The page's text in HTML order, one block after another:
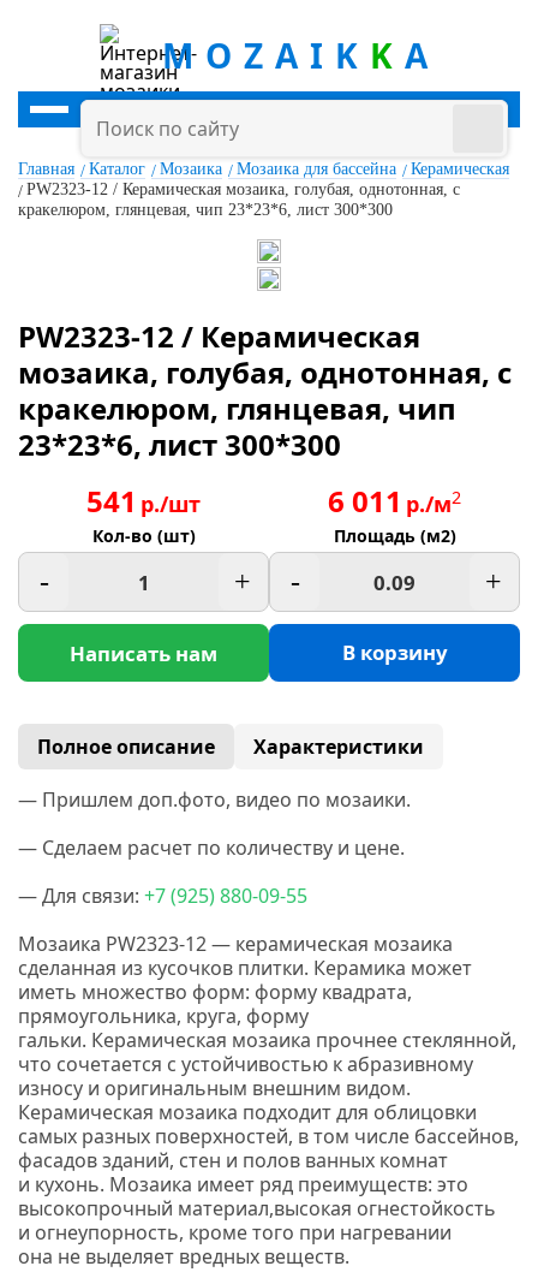
MOZAIK K A
Главная Каталог Мозаика Мозаика для бассейна
Керамическая
PW2323-12 / Керамическая мозаика, голубая, однотонная, с
кракелюром, глянцевая, чип 23*23*6, лист 300*300
PW2323-12 / Керамическая
мозаика, голубая, однотонная, с
кракелюром, глянцевая, чип
23*23*6, лист 300*300
541 р./шт
Кол-во (шт)
- +
Написать нам
6 011 р./м2
Площадь (м2)
- +
В корзину
Полное описание
Характеристики
— Пришлем доп.фото, видео по мозаики.
— Сделаем расчет по количеству и цене.
— Для связи: +7(925) 880-09-55
Мозаика PW2323-12 — керамическая мозаика
сделанная из кусочков плитки. Керамика может
иметь множество форм: форму квадрата,
прямоугольника, круга, форму
гальки. Керамическая мозаика прочнее стеклянной,
что сочетается с устойчивостью к абразивному
износу и оригинальным внешним видом.
Керамическая мозаика подходит для облицовки
самых разных поверхностей, в том числе бассейнов,
фасадов зданий, стен и полов ванных комнат
и кухонь. Мозаика имеет ряд преимуществ: это
высокопрочный материал,высокая огнестойкость
и огнеупорность, кроме того при нагревании
она не выделяет вредных веществ.